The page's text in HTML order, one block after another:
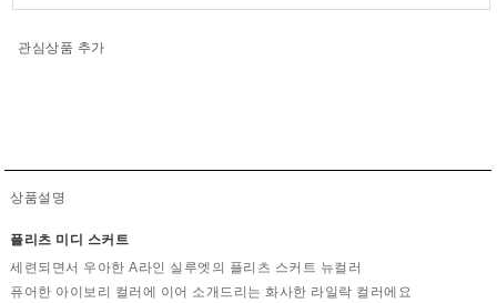
관심상품 추가
상품설명
플리츠 미디 스커트
세련되면서 우아한 A라인 실루엣의 플리츠 스커트 뉴컬러
퓨어한 아이보리 컬러에 이어 소개드리는 화사한 라일락 컬러에요